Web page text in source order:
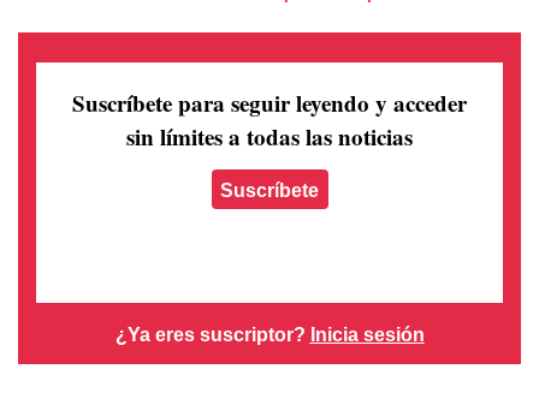
Suscríbete para seguir leyendo y acceder
sin límites a todas las noticias
Suscríbete
¿Ya eres suscriptor? Inicia sesión